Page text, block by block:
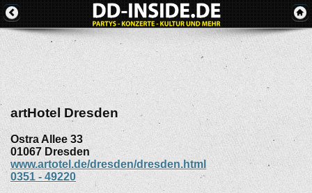
artHotel Dresden
Ostra Allee 33
01067 Dresden
www.artotel.de/dresden/dresden.html
0351 - 49220